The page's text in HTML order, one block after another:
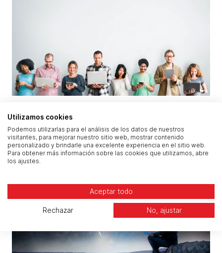
digital seguro, eficiente y centrado en el
empleado
Utilizamos cookies
Podemos utilizarlas para el análisis de los datos de nuestros
visitantes, para mejorar nuestro sitio web, mostrar contenido
personalizado y brindarle una excelente experiencia en el sitio web.
Para obtener más información sobre las cookies que utilizamos, abre
los ajustes.
Aceptar todo
Rechazar No, ajustar